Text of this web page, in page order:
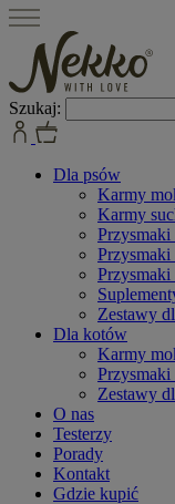
Szukaj:
Dla psów
Karmy
Karmy
Przysmaki
Przysmaki
Przysmaki
Zestawy
Dla kotów
Karmy
Przysmaki
Zestawy
O nas
Testerzy
Porady
Kontakt
Gdzie kupić